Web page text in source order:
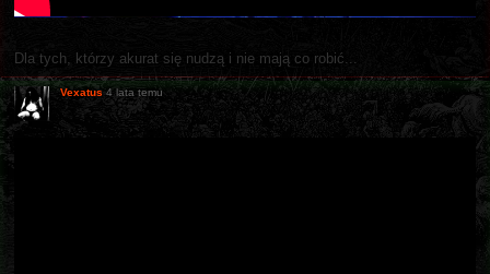
Dla tych, którzy akurat się nudzą i nie mają co robić...
Vexatus 4 lata temu